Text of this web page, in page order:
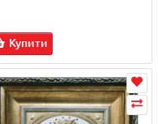
Купити